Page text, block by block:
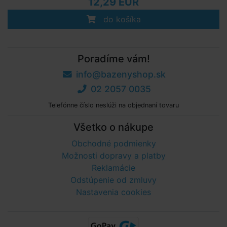
do košíka
Poradíme vám!
info@bazenyshop.sk
02 2057 0035
Telefónne číslo neslúži na objednaní tovaru
Všetko o nákupe
Obchodné podmienky
Možnosti dopravy a platby
Reklamácie
Odstúpenie od zmluvy
Nastavenia cookies